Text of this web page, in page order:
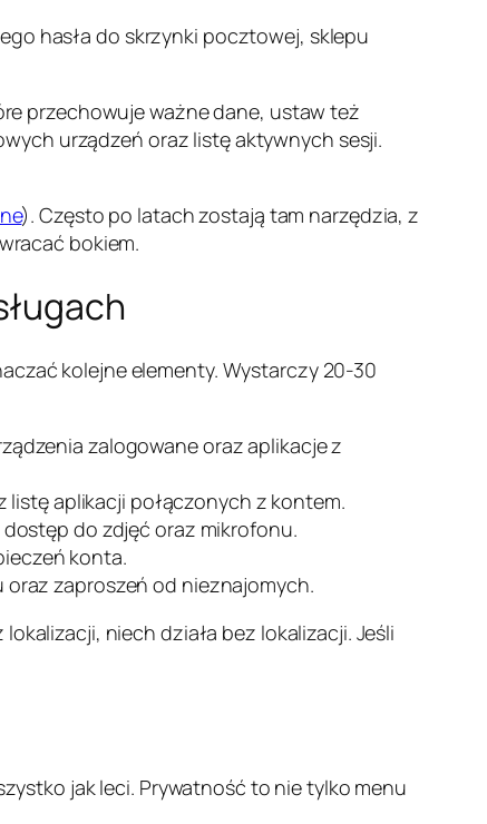
hasła do skrzynki pocztowej, sklepu
przechowuje ważne dane, ustaw też
urządzeń oraz listę aktywnych sesji.
). Często po latach zostają tam narzędzia, z
bokiem.
kolejne elementy. Wystarczy 20-30
zalogowane oraz aplikacje z
aplikacji połączonych z kontem.
do zdjęć oraz mikrofonu.
konta.
zaproszeń od nieznajomych.
niech działa bez lokalizacji. Jeśli
jak leci. Prywatność to nie tylko menu